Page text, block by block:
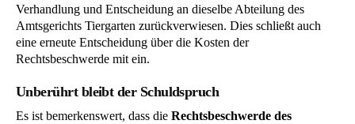
Verhandlung und Entscheidung an dieselbe Abteilung des
Amtsgerichts Tiergarten zurückverwiesen. Dies schließt auch
eine erneute Entscheidung über die Kosten der
Rechtsbeschwerde mit ein.
Unberührt bleibt der Schuldspruch
Es ist bemerkenswert, dass die Rechtsbeschwerde des